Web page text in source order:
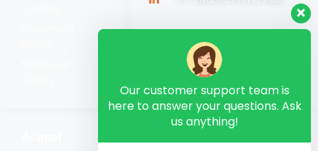
Our customer support team is
here to answer your questions. Ask
us anything!